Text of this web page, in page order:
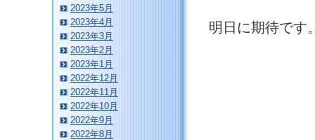
明日に期待です
2023年5月
2023年4月
2023年3月
2023年2月
2023年1月
2022年12月
2022年11月
2022年10月
2022年9月
2022年8月